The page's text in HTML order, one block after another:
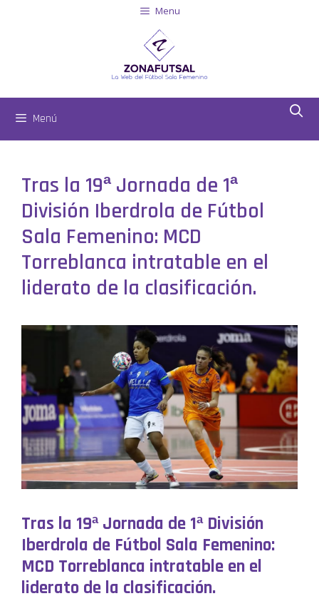
Menu
Menú
Tras la 19ª Jornada de 1ª
División Iberdrola de Fútbol
Sala Femenino: MCD
Torreblanca intratable en el
liderato de la clasificación.
Tras la 19ª Jornada de 1ª División
Iberdrola de Fútbol Sala Femenino:
MCD Torreblanca intratable en el
liderato de la clasificación.